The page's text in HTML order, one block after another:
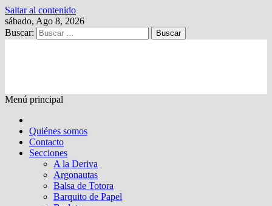
Saltar al contenido
sábado, Ago 8, 2026
Buscar:
Menú principal
Quiénes somos
Contacto
Secciones
A la Deriva
Argonautas
Balsa de Totora
Barquito de Papel